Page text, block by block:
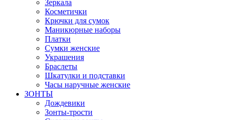
Зеркала
Косметички
Крючки для сумок
Маникюрные наборы
Платки
Сумки женские
Украшения
Браслеты
Шкатулки и подставки
Часы наручные женские
ЗОНТЫ
Дождевики
Зонты-трости